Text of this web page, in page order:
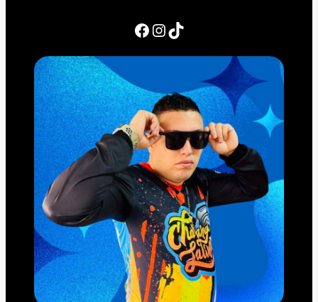
Facebook InstagramTikTok